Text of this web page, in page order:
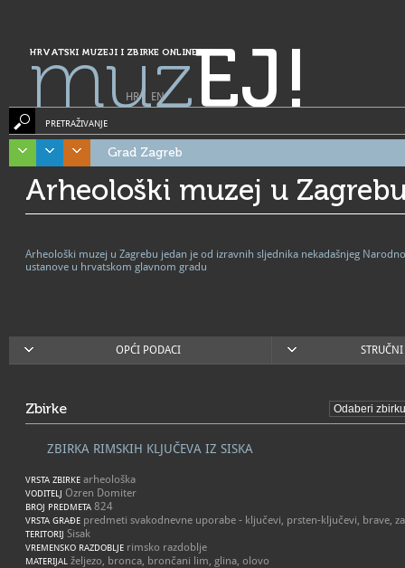
HRVATSKI MUZEJI I ZBIRKE ONLINE
muzEJ!
HR| EN
PRETRAŽIVANJE
Grad Zagreb
Arheološki muzej u
Arheološki muzej u Zagrebu jedan je od izravnih sljednika nekadašnjeg
ustanove u hrvatskom glavnom gradu
OPĆI PODACI
Zbirke
ZBIRKA RIMSKIH KLJUČEVA IZ SISKA
VRSTA ZBIRKE arheološka
VODITELJ Ozren Domiter
BROJ PREDMETA 824
VRSTA GRAĐE predmeti svakodnevne uporabe - ključevi, prsten-ključevi, brave,
TERITORIJ Sisak
VREMENSKO RAZDOBLJE rimsko razdoblje
MATERIJAL željezo, bronca, brončani lim, glina, olovo